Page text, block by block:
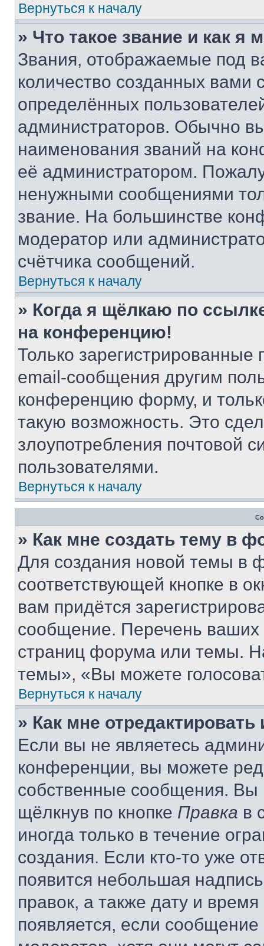
Вернуться к началу
» Что такое звание и как я
Звания, отображаемые под
количество созданных
определённых
администраторов. Обычно
наименования званий на
её администратором.
ненужными сообщениями
звание. На большинстве
модератор или
счётчика сообщений.
Вернуться к началу
» Когда я щёлкаю по
на конференцию!
Только зарегистрированные
email-сообщения другим
конференцию форму, и
такую возможность. Это
злоупотребления почтовой
пользователями.
Вернуться к началу
» Как мне создать тему в
Для создания новой темы в
соответствующей кнопке в
вам придётся
сообщение. Перечень ваших
страниц форума или темы.
темы», «Вы можете
Вернуться к началу
» Как мне
Если вы не являетесь
конференции, вы можете
собственные сообщения. Вы
щёлкнув по кнопке Правка в
иногда только в течение
создания. Если кто-то уже
появится небольшая
правок, а также дату и
появляется, если